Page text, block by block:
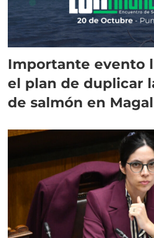
Importante evento
el plan de duplicar
de salmón en